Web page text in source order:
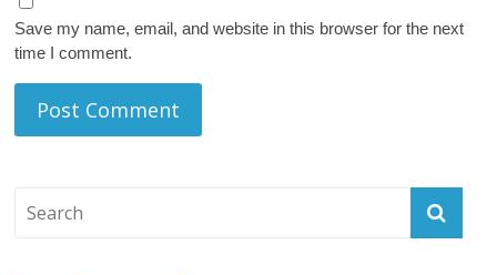
Save my name, email, and website in this browser for the next
time I comment.